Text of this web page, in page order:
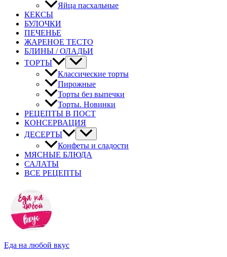
Яйца пасхальные
КЕКСЫ
БУЛОЧКИ
ПЕЧЕНЬЕ
ЖАРЕНОЕ ТЕСТО
БЛИНЫ / ОЛАДЬИ
ТОРТЫ
Классические торты
Пирожные
Торты без выпечки
Торты. Новинки
РЕЦЕПТЫ В ПОСТ
КОНСЕРВАЦИЯ
ДЕСЕРТЫ
Конфеты и сладости
МЯСНЫЕ БЛЮДА
САЛАТЫ
ВСЕ РЕЦЕПТЫ
Еда на любой вкус